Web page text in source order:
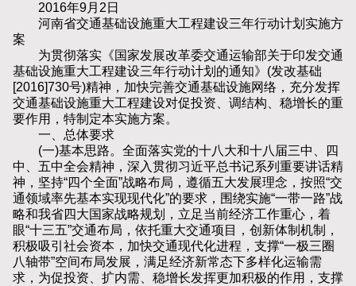
2016年9月2日
河南省交通基础设施重大工程建设三年行动计划实施方
案
为贯彻落实《国家发展改革委交通运输部关于印发交通
基础设施重大工程建设三年行动计划的通知》(发改基础
[2016]730号)精神，加快完善交通基础设施网络，充分发挥
交通基础设施重大工程建设对促投资、调结构、稳增长的重
要作用，特制定本实施方案。
一、总体要求
(一)基本思路。全面落实党的十八大和十八届三中、四
中、五中全会精神，深入贯彻习近平总书记系列重要讲话精
神，坚持“四个全面”战略布局，遵循五大发展理念，按照“交
通领域率先基本实现现代化”的要求，围绕实施“一带一路”战
略和我省四大国家战略规划，立足当前经济工作重心，着
眼“十三五”交通布局，依托重大交通项目，创新体制机制，
积极吸引社会资本，加快交通现代化进程，支撑“一极三圈
八轴带”空间布局发展，满足经济新常态下多样化运输需
求，为促投资、扩内需、稳增长发挥更加积极的作用，支撑